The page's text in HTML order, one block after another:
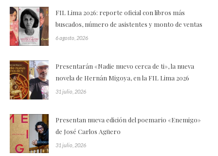
FIL Lima 2026: reporte oficial con libros más
buscados, número de asistentes y monto de ventas
6 agosto, 2026
Presentarán «Nadie nuevo cerca de ti», la nueva
novela de Hernán Migoya, en la FIL Lima 2026
31 julio, 2026
Presentan nueva edición del poemario «Enemigo»
de José Carlos Agüero
31 julio, 2026